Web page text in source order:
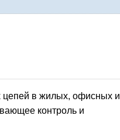
цепей в жилых, офисных и
контроль и